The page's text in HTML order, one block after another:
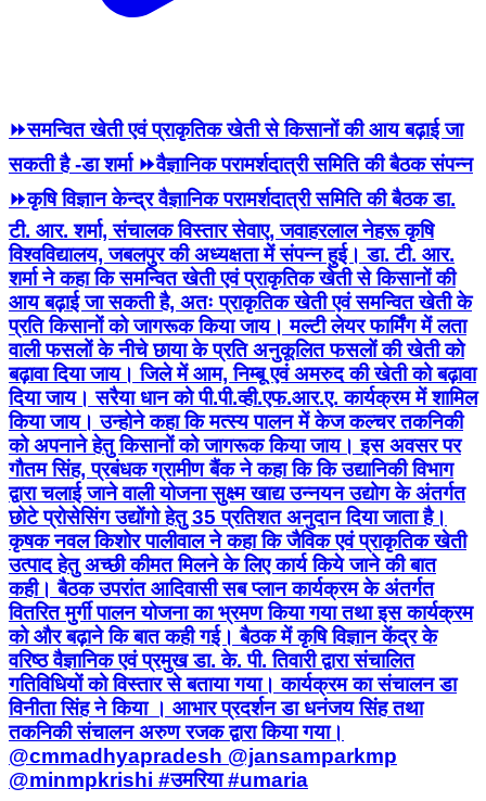
⏩समन्वित खेती एवं प्राकृतिक खेती से किसानों की आय बढ़ाई जा
सकती है -डा शर्मा ⏩वैज्ञानिक परामर्शदात्री समिति की बैठक संपन्न
⏩कृषि विज्ञान केन्द्र वैज्ञानिक परामर्शदात्री समिति की बैठक डा.
टी. आर. शर्मा, संचालक विस्तार सेवाए, जवाहरलाल नेहरू कृषि
विश्वविद्यालय, जबलपुर की अध्यक्षता में संपन्न हुई। डा. टी. आर.
शर्मा ने कहा कि समन्वित खेती एवं प्राकृतिक खेती से किसानों की
आय बढ़ाई जा सकती है, अतः प्राकृतिक खेती एवं समन्वित खेती के
प्रति किसानों को जागरूक किया जाय। मल्टी लेयर फार्मिंग में लता
वाली फसलों के नीचे छाया के प्रति अनुकूलित फसलों की खेती को
बढ़ावा दिया जाय। जिले में आम, निम्बू एवं अमरुद की खेती को बढ़ावा
दिया जाय। सरैया धान को पी.पी.व्ही.एफ.आर.ए. कार्यक्रम में शामिल
किया जाय। उन्होने कहा कि मत्स्य पालन में केज कल्चर तकनिकी
को अपनाने हेतु किसानों को जागरूक किया जाय। इस अवसर पर
गौतम सिंह, प्रबंधक ग्रामीण बैंक ने कहा कि कि उद्यानिकी विभाग
द्वारा चलाई जाने वाली योजना सुक्ष्म खाद्य उन्नयन उद्योग के अंतर्गत
छोटे प्रोसेसिंग उद्योंगो हेतु 35 प्रतिशत अनुदान दिया जाता है।
कृषक नवल किशोर पालीवाल ने कहा कि जैविक एवं प्राकृतिक खेती
उत्पाद हेतु अच्छी कीमत मिलने के लिए कार्य किये जाने की बात
कही। बैठक उपरांत आदिवासी सब प्लान कार्यक्रम के अंतर्गत
वितरित मुर्गी पालन योजना का भ्रमण किया गया तथा इस कार्यक्रम
को और बढ़ाने कि बात कही गई। बैठक में कृषि विज्ञान केंद्र के
वरिष्ठ वैज्ञानिक एवं प्रमुख डा. के. पी. तिवारी द्वारा संचालित
गतिविधियों को विस्तार से बताया गया। कार्यक्रम का संचालन डा
विनीता सिंह ने किया । आभार प्रदर्शन डा धनंजय सिंह तथा
तकनिकी संचालन अरुण रजक द्वारा किया गया।
@cmmadhyapradesh @jansamparkmp
@minmpkrishi #उमरिया #umaria